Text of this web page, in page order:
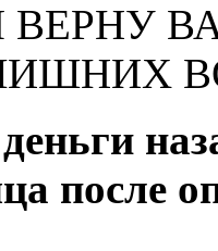
Я ВЕРНУ
после